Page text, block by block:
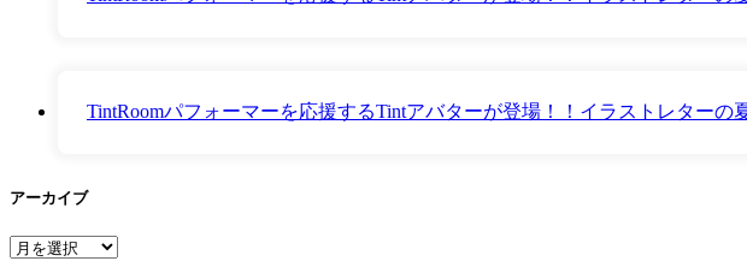
TintRoomパフォーマーを応援するTintアバターが登場！！イラストレターの
アーカイブ
ア